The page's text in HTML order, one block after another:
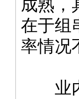
成熟，
在于组
率情况
业内